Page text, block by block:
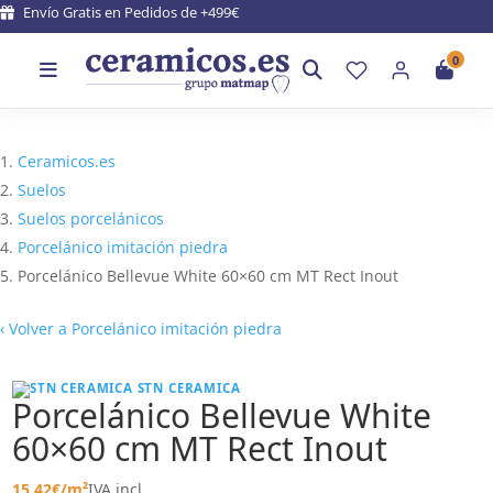
Envío Gratis en Pedidos de +499€
0
Ceramicos.es
Suelos
Suelos porcelánicos
Porcelánico imitación piedra
Porcelánico Bellevue White 60×60 cm MT Rect Inout
‹ Volver a Porcelánico imitación piedra
STN CERAMICA
Porcelánico Bellevue White
60×60 cm MT Rect Inout